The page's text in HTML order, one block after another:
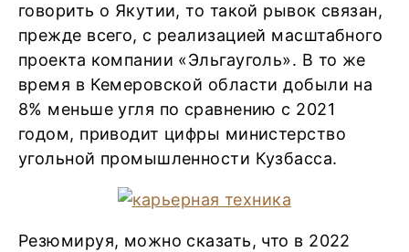
говорить о Якутии, то такой рывок связан,
прежде всего, с реализацией масштабного
проекта компании «Эльгауголь». В то же
время в Кемеровской области добыли на
8% меньше угля по сравнению с 2021
годом, приводит цифры министерство
угольной промышленности Кузбасса.
Резюмируя, можно сказать, что в 2022